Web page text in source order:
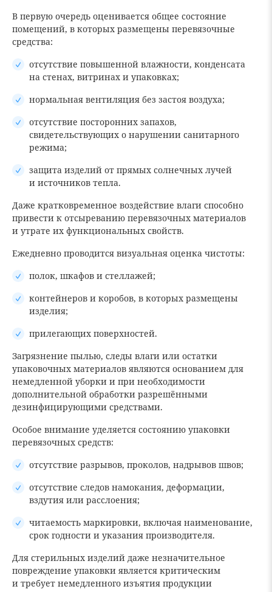
В первую очередь оценивается общее состояние
помещений, в которых размещены перевязочные
средства:
отсутствие повышенной влажности, конденсата
на стенах, витринах и упаковках;
нормальная вентиляция без застоя воздуха;
отсутствие посторонних запахов,
свидетельствующих о нарушении санитарного
режима;
защита изделий от прямых солнечных лучей
и источников тепла.
Даже кратковременное воздействие влаги способно
привести к отсыреванию перевязочных материалов
и утрате их функциональных свойств.
Ежедневно проводится визуальная оценка чистоты:
полок, шкафов и стеллажей;
контейнеров и коробов, в которых размещены
изделия;
прилегающих поверхностей.
Загрязнение пылью, следы влаги или остатки
упаковочных материалов являются основанием для
немедленной уборки и при необходимости
дополнительной обработки разрешёнными
дезинфицирующими средствами.
Особое внимание уделяется состоянию упаковки
перевязочных средств:
отсутствие разрывов, проколов, надрывов швов;
отсутствие следов намокания, деформации,
вздутия или расслоения;
читаемость маркировки, включая наименование,
срок годности и указания производителя.
Для стерильных изделий даже незначительное
повреждение упаковки является критическим
и требует немедленного изъятия продукции